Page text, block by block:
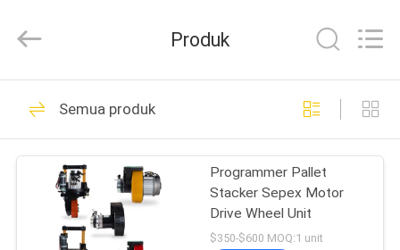
RUMAH
PRODUK
VIDEO
Machinery
Co.,Ltd.
Reserved.
Stacker Palet Listrik
169
Produk
Semua produk
Programmer Pallet
Stacker Sepex Motor
Drive Wheel Unit
$350-$600 MOQ:1 unit